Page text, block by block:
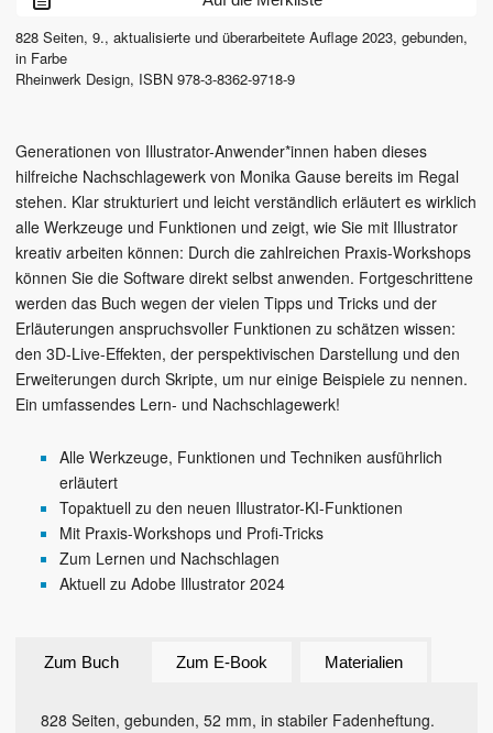
828 Seiten, 9., aktualisierte und überarbeitete Auflage 2023, gebunden,
in Farbe
Rheinwerk Design, ISBN 978-3-8362-9718-9
Generationen von Illustrator-Anwender*innen haben dieses
hilfreiche Nachschlagewerk von Monika Gause bereits im Regal
stehen. Klar strukturiert und leicht verständlich erläutert es wirklich
alle Werkzeuge und Funktionen und zeigt, wie Sie mit Illustrator
kreativ arbeiten können: Durch die zahlreichen Praxis-Workshops
können Sie die Software direkt selbst anwenden. Fortgeschrittene
werden das Buch wegen der vielen Tipps und Tricks und der
Erläuterungen anspruchsvoller Funktionen zu schätzen wissen:
den 3D-Live-Effekten, der perspektivischen Darstellung und den
Erweiterungen durch Skripte, um nur einige Beispiele zu nennen.
Ein umfassendes Lern- und Nachschlagewerk!
Alle Werkzeuge, Funktionen und Techniken ausführlich
erläutert
Topaktuell zu den neuen Illustrator-KI-Funktionen
Mit Praxis-Workshops und Profi-Tricks
Zum Lernen und Nachschlagen
Aktuell zu Adobe Illustrator 2024
Zum Buch Zum E-Book Materialien
828 Seiten, gebunden, 52 mm, in stabiler Fadenheftung.